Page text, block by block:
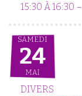
15:30 À 16:30
SAMEDI
24
MAI
DIVERS